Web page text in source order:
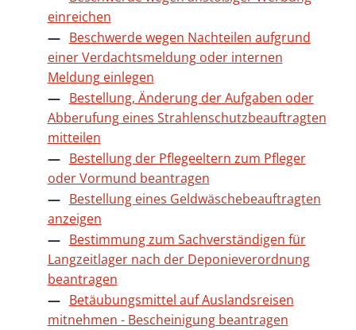
einreichen
Beschwerde wegen Nachteilen aufgrund
einer Verdachtsmeldung oder internen
Meldung einlegen
Bestellung, Änderung der Aufgaben oder
Abberufung eines Strahlenschutzbeauftragten
mitteilen
Bestellung der Pflegeeltern zum Pfleger
oder Vormund beantragen
Bestellung eines Geldwäschebeauftragten
anzeigen
Bestimmung zum Sachverständigen für
Langzeitlager nach der Deponieverordnung
beantragen
Betäubungsmittel auf Auslandsreisen
mitnehmen - Bescheinigung beantragen